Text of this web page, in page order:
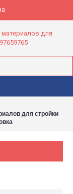
для стройки